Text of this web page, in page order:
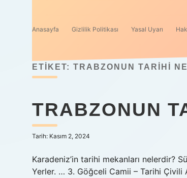
Anasayfa Gizlilik Politikası Yasal Uyarı
ETIKET: TRABZONUN TARIHI
TRABZONUN
Tarih: Kasım 2, 2024
Karadeniz’in tarihi mekanları nelerdir?
Yerler. … 3. Göğceli Camii – Tarihi Çivili